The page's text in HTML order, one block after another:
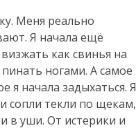
Меня реально
Я начала ещё
как свинья на
ногами. А самое
я начала задыхаться. Я
сопли текли по щекам,
в уши. От истерики и